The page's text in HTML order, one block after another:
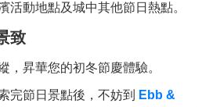
活動地點及城中其他節日熱點。
致
，昇華您的初冬節慶體驗。
完節日景點後，不妨到
Ebb &